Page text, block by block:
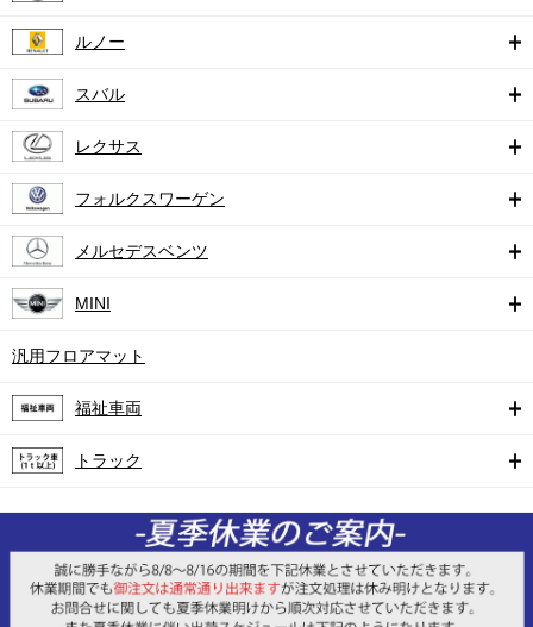
ルノー
スバル
レクサス
フォルクスワーゲン
メルセデスベンツ
MINI
汎用フロアマット
福祉車両
トラック